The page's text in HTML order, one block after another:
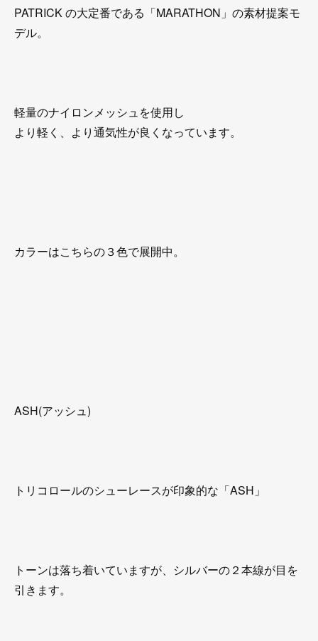
PATRICK の大定番である「MARATHON」の素材提案モ
デル。
軽量のナイロンメッシュを使用し
より軽く、より通気性が良くなっています。
カラーはこちらの３色で展開中。
ASH(アッシュ)
トリコロールのシューレースが印象的な「ASH」
トーンは落ち着いていますが、シルバーの２本線が目を
引きます。